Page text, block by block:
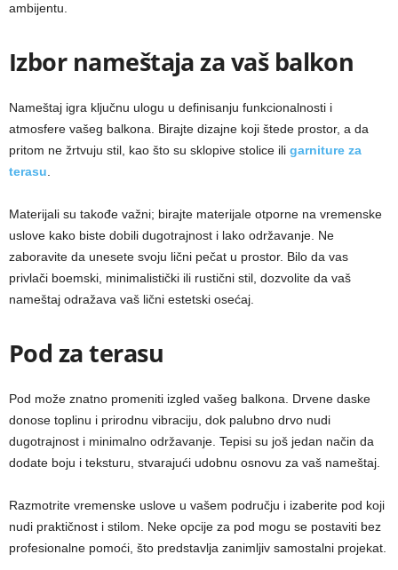
ambijentu.
Izbor nameštaja za vaš balkon
Nameštaj igra ključnu ulogu u definisanju funkcionalnosti i
atmosfere vašeg balkona. Birajte dizajne koji štede prostor, a da
pritom ne žrtvuju stil, kao što su sklopive stolice ili garniture za
terasu.
Materijali su takođe važni; birajte materijale otporne na vremenske
uslove kako biste dobili dugotrajnost i lako održavanje. Ne
zaboravite da unesete svoju lični pečat u prostor. Bilo da vas
privlači boemski, minimalistički ili rustični stil, dozvolite da vaš
nameštaj odražava vaš lični estetski osećaj.
Pod za terasu
Pod može znatno promeniti izgled vašeg balkona. Drvene daske
donose toplinu i prirodnu vibraciju, dok palubno drvo nudi
dugotrajnost i minimalno održavanje. Tepisi su još jedan način da
dodate boju i teksturu, stvarajući udobnu osnovu za vaš nameštaj.
Razmotrite vremenske uslove u vašem području i izaberite pod koji
nudi praktičnost i stilom. Neke opcije za pod mogu se postaviti bez
profesionalne pomoći, što predstavlja zanimljiv samostalni projekat.